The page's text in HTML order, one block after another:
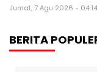
Jumat, 7 Agu 2026 -
BERITA